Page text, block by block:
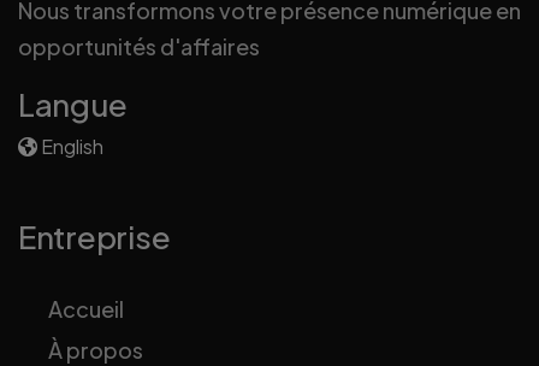
Nous transformons votre présence numérique en
opportunités d'affaires
Langue
English
Entreprise
Accueil
À propos